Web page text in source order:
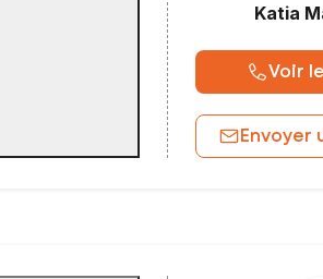
Katia
Voir
Envoyer